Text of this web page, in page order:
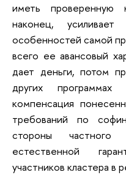
иметь
наконец,
особенностей самой
всего ее авансовый
дает деньги, потом
других
компенсация
требований по
стороны частного
естественной
участников кластера в